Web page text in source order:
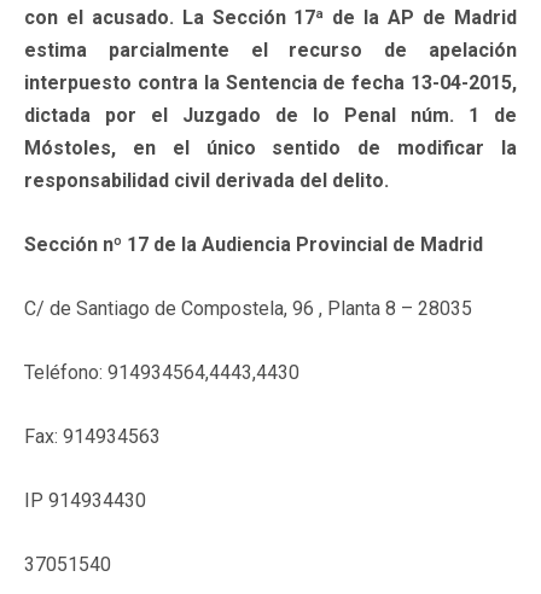
con el acusado. La Sección 17ª de la AP de Madrid
estima parcialmente el recurso de apelación
interpuesto contra la Sentencia de fecha 13-04-2015,
dictada por el Juzgado de lo Penal núm. 1 de
Móstoles, en el único sentido de modificar la
responsabilidad civil derivada del delito.
Sección nº 17 de la Audiencia Provincial de Madrid
C/ de Santiago de Compostela, 96 , Planta 8 – 28035
Teléfono: 914934564,4443,4430
Fax: 914934563
IP 914934430
37051540